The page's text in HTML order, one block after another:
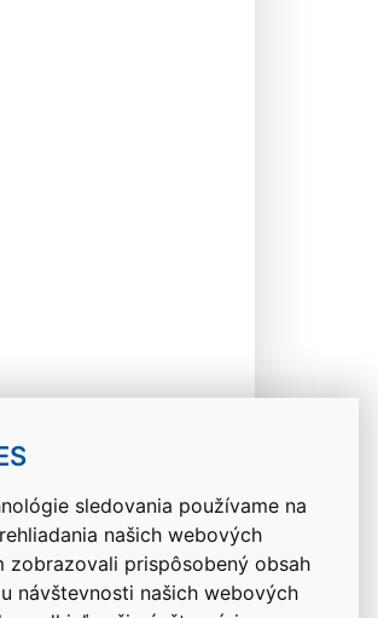
sledovania používame na
našich webových
zobrazovali prispôsobený obsah
návštevnosti našich webových
Návrat hore